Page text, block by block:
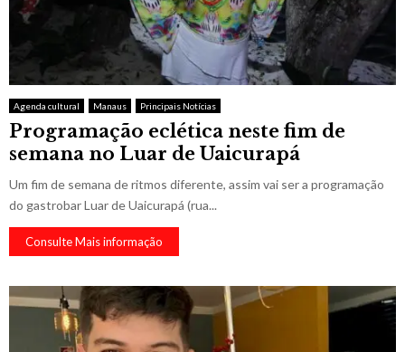
Agenda cultural Manaus Principais Notícias
Programação eclética neste fim de
semana no Luar de Uaicurapá
Um fim de semana de ritmos diferente, assim vai ser a programação
do gastrobar Luar de Uaicurapá (rua...
Consulte Mais informação